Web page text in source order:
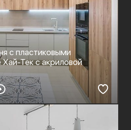
с пластиковыми
Тек c акриловой